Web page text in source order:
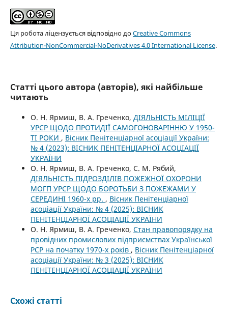
Ця робота ліцензується відповідно доCreative Commons
Attribution-NonCommercial-NoDerivatives 4.0 International License.
Статті цього автора (авторів), які найбільше
читають
О. Н. Ярмиш, В. А. Греченко, ДІЯЛЬНІСТЬ МІЛІЦІЇ
УРСР ЩОДО ПРОТИДІЇ САМОГОНОВАРІННЮ У 1950-
ТІ РОКИ , Вісник Пенітенціарної асоціації України:
№ 4 (2023): ВІСНИК ПЕНІТЕНЦІАРНОЇ АСОЦІАЦІЇ
УКРАЇНИ
О. Н. Ярмиш, В. А. Греченко, С. М. Рябий,
ДІЯЛЬНІСТЬ ПІДРОЗДІЛІВ ПОЖЕЖНОЇ ОХОРОНИ
МОГП УРСР ЩОДО БОРОТЬБИ З ПОЖЕЖАМИ У
СЕРЕДИНІ 1960-х рр. , Вісник Пенітенціарної
асоціації України: № 4 (2025): ВІСНИК
ПЕНІТЕНЦІАРНОЇ АСОЦІАЦІЇ УКРАЇНИ
О. Н. Ярмиш, В. А. Греченко, Стан правопорядку на
провідних промислових підприємствах Української
РСР на початку 1970-х років , Вісник Пенітенціарної
асоціації України: № 3 (2025): ВІСНИК
ПЕНІТЕНЦІАРНОЇ АСОЦІАЦІЇ УКРАЇНИ
Схожі статті